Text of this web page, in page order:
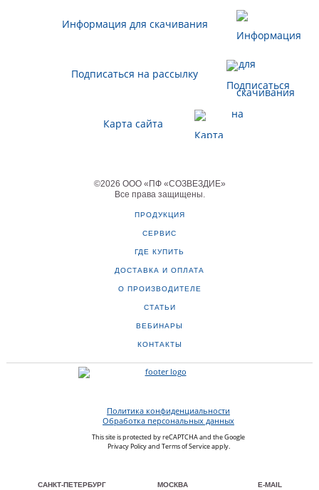
Информация для скачивания
Подписаться на рассылку
Карта сайта
©2026 ООО «ПФ «СОЗВЕЗДИЕ»
Все права защищены.
ПРОДУКЦИЯ
СЕРВИС
ГДЕ КУПИТЬ
ДОСТАВКА И ОПЛАТА
О ПРОИЗВОДИТЕЛЕ
СТАТЬИ
ВЕБИНАРЫ
КОНТАКТЫ
Политика конфиденциальности
Обработка персональных данных
This site is protected by reCAPTCHA and the Google
Privacy Policyand Terms of Serviceapply.
САНКТ-ПЕТЕРБУРГ МОСКВА E-MAIL